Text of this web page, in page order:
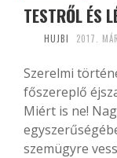
TESTRŐL ÉS
HUJBI 2017.
Szerelmi
főszereplő
Miért is ne!
szemügyre